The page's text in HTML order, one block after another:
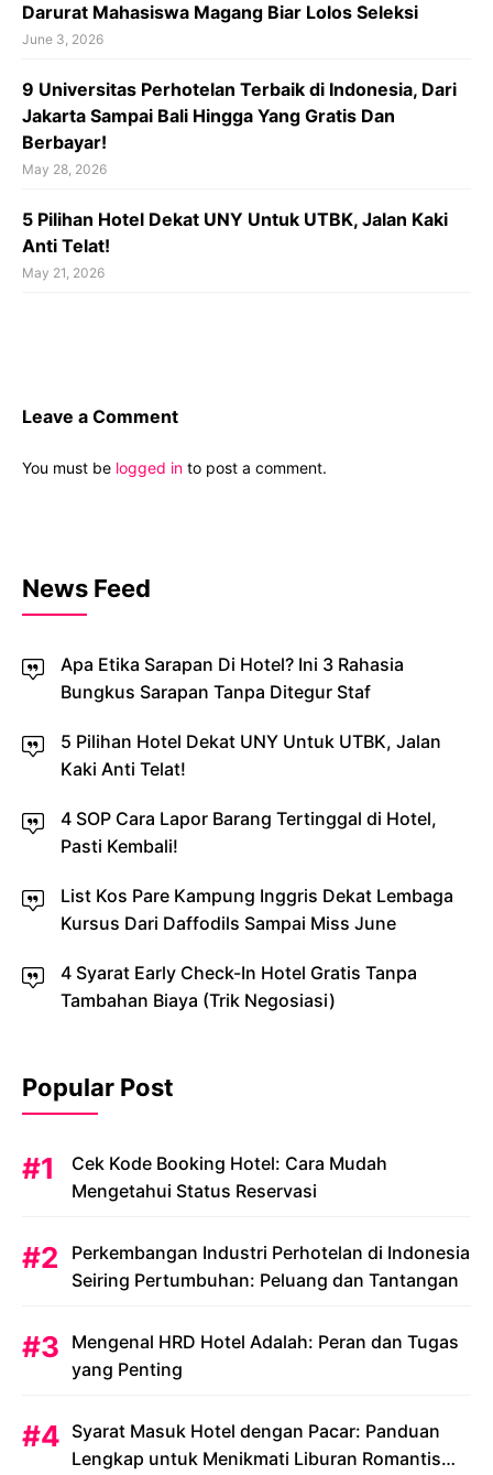
Darurat Mahasiswa Magang Biar Lolos Seleksi
June 3, 2026
9 Universitas Perhotelan Terbaik di Indonesia, Dari
Jakarta Sampai Bali Hingga Yang Gratis Dan
Berbayar!
May 28, 2026
5 Pilihan Hotel Dekat UNY Untuk UTBK, Jalan Kaki
Anti Telat!
May 21, 2026
Leave a Comment
You must be logged in to post a comment.
News Feed
Apa Etika Sarapan Di Hotel? Ini 3 Rahasia
Bungkus Sarapan Tanpa Ditegur Staf
5 Pilihan Hotel Dekat UNY Untuk UTBK, Jalan
Kaki Anti Telat!
4 SOP Cara Lapor Barang Tertinggal di Hotel,
Pasti Kembali!
List Kos Pare Kampung Inggris Dekat Lembaga
Kursus Dari Daffodils Sampai Miss June
4 Syarat Early Check-In Hotel Gratis Tanpa
Tambahan Biaya (Trik Negosiasi)
Popular Post
Cek Kode Booking Hotel: Cara Mudah
Mengetahui Status Reservasi
Perkembangan Industri Perhotelan di Indonesia
Seiring Pertumbuhan: Peluang dan Tantangan
Mengenal HRD Hotel Adalah: Peran dan Tugas
yang Penting
Syarat Masuk Hotel dengan Pacar: Panduan
Lengkap untuk Menikmati Liburan Romantis